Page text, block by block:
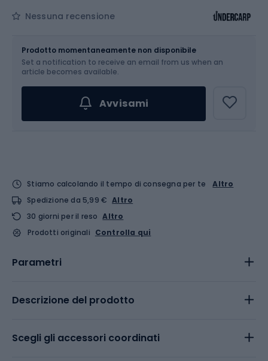
Nessuna recensione
Prodotto momentaneamente non disponibile
Set a notification to receive an email from us when an
article becomes available.
Avvisami
Stiamo calcolando il tempo di consegna per te
Altro
Spedizione da 5,99 € Altro
30 giorni per il reso Altro
Prodotti originali Controlla qui
Parametri
Descrizione del prodotto
Scegli gli accessori coordinati